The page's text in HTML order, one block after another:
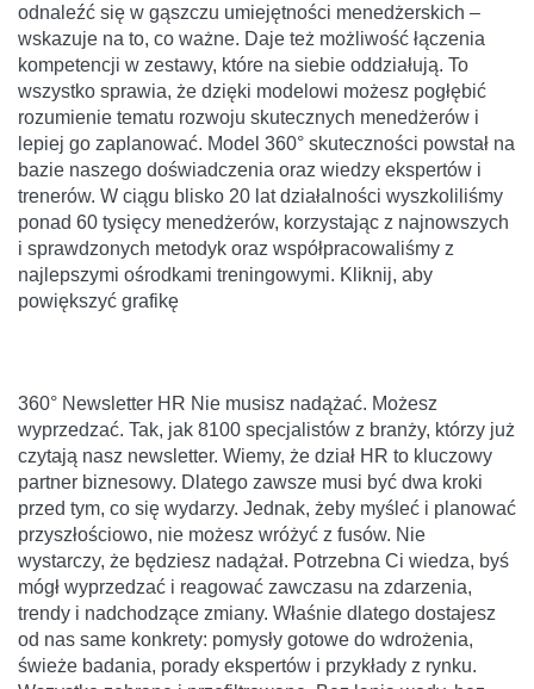
odnaleźć się w gąszczu umiejętności menedżerskich –
wskazuje na to, co ważne. Daje też możliwość łączenia
kompetencji w zestawy, które na siebie oddziałują. To
wszystko sprawia, że dzięki modelowi możesz pogłębić
rozumienie tematu rozwoju skutecznych menedżerów i
lepiej go zaplanować. Model 360° skuteczności powstał na
bazie naszego doświadczenia oraz wiedzy ekspertów i
trenerów. W ciągu blisko 20 lat działalności wyszkoliliśmy
ponad 60 tysięcy menedżerów, korzystając z najnowszych
i sprawdzonych metodyk oraz współpracowaliśmy z
najlepszymi ośrodkami treningowymi. Kliknij, aby
powiększyć grafikę
360° Newsletter HR Nie musisz nadążać. Możesz
wyprzedzać. Tak, jak 8100 specjalistów z branży, którzy już
czytają nasz newsletter. Wiemy, że dział HR to kluczowy
partner biznesowy. Dlatego zawsze musi być dwa kroki
przed tym, co się wydarzy. Jednak, żeby myśleć i planować
przyszłościowo, nie możesz wróżyć z fusów. Nie
wystarczy, że będziesz nadążał. Potrzebna Ci wiedza, byś
mógł wyprzedzać i reagować zawczasu na zdarzenia,
trendy i nadchodzące zmiany. Właśnie dlatego dostajesz
od nas same konkrety: pomysły gotowe do wdrożenia,
świeże badania, porady ekspertów i przykłady z rynku.